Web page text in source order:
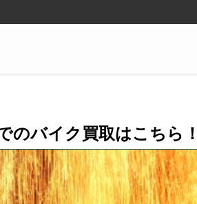
のバイク買取はこちら